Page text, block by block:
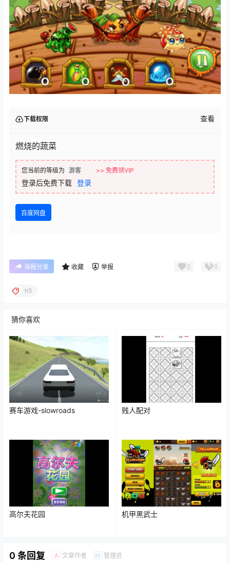
下载权限 查看
燃烧的蔬菜
您当前的等级为 游客 >> 免费领VIP
登录后免费下载 登录
百度网盘
海报分享 收藏 举报 0 0
h5
猜你喜欢
赛车游戏-slowroads 贱人配对
高尔夫花园 机甲黑武士
0 条回复 A 文章作者 M 管理员